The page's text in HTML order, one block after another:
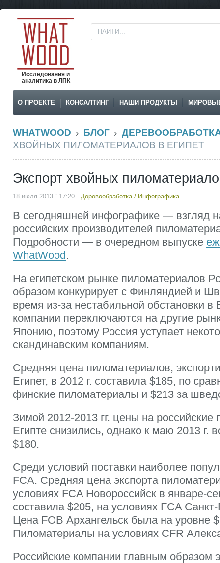
Исследования и
аналитика в ЛПК
О ПРОЕКТЕ КОНСАЛТИНГ НАШИ ПРОДУКТЫ
WHATWOOD БЛОГ
ХВОЙНЫХ ПИЛОМАТЕРИАЛОВ В ЕГИПЕТ
Экспорт хвойных
18 июля 2013 ` 17:20 Деревообработка/ Инфографика
В сегодняшней инфографике — взгляд
российских производителей
Подробности — в очередном выпуске
WhatWood.
На египетском рынке пиломатериалов
образом конкурирует с Финляндией и
время из-за нестабильной обстановки в
компании переключаются на другие
Японию, поэтому Россия уступает
скандинавским компаниям.
Средняя цена пиломатериалов,
Египет, в 2012 г. составила $185, по
финские пиломатериалы и $213 за
Зимой 2012-2013 гг. цены на
Египте снизились, однако к маю 2013 г.
$180.
Среди условий поставки наиболее
FCA. Средняя цена экспорта
условиях FCA Новороссийск в январе-
составила $205, на условиях FCA
Цена FOB Архангельск была на уровне
Пиломатериалы на условиях CFR
Российские компании главным образом